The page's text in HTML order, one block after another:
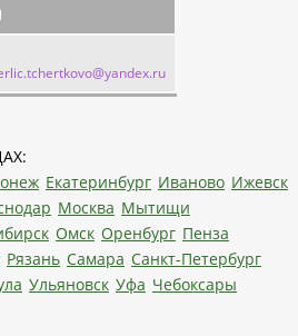
Екатеринбург Иваново Ижевск
Москва Мытищи
Омск Оренбург Пенза
Рязань Самара Санкт-Петербург
Ульяновск Уфа Чебоксары